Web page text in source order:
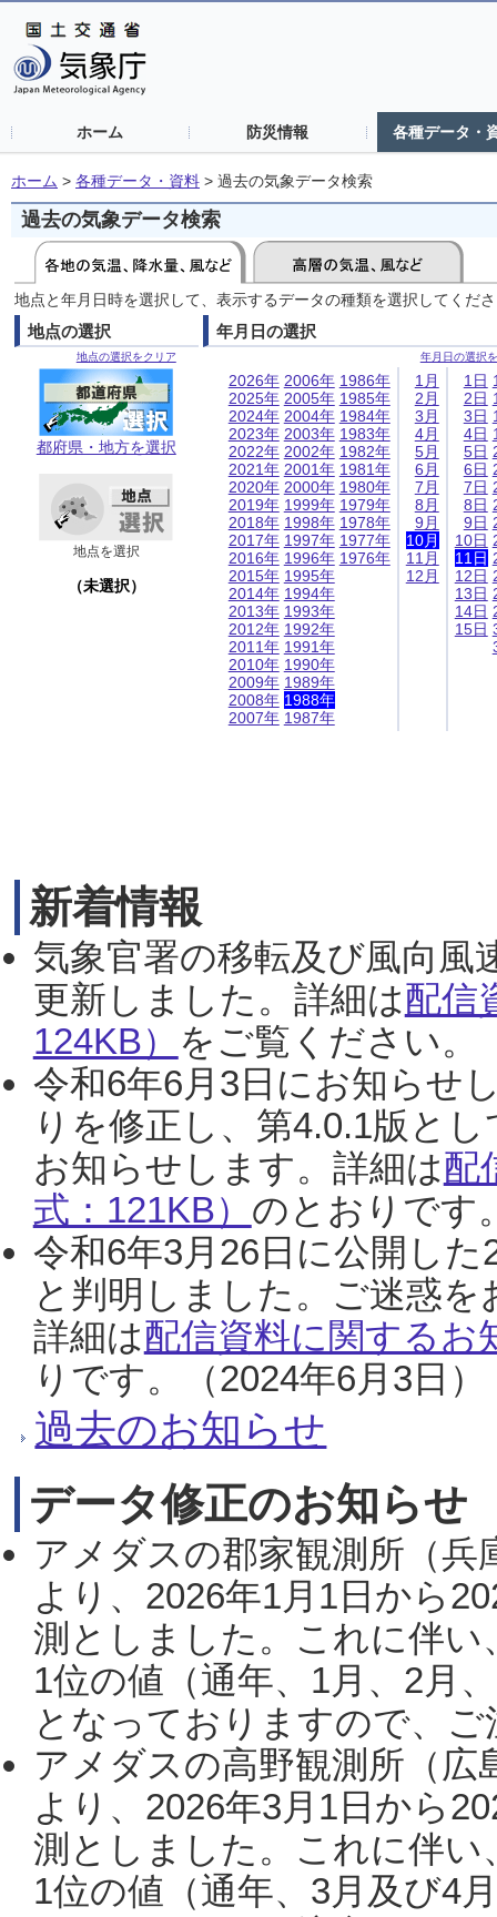
ホーム 防災情報 各種データ・
ホーム > 各種データ・資料 > 過去の気象データ検索
過去の気象データ検索
地点と年月日時を選択して、表示するデータの種類を選択してくだ
地点の選択
地点の選択をクリア
都府県・地方を選択
地点を選択
（未選択）
年月日の選択
年月日の選択
2026年
2025年
2024年
2023年
2022年
2021年
2020年
2019年
2018年
2017年
2016年
2015年
2014年
2013年
2012年
2011年
2010年
2009年
2008年
2007年
2006年
2005年
2004年
2003年
2002年
2001年
2000年
1999年
1998年
1997年
1996年
1995年
1994年
1993年
1992年
1991年
1990年
1989年
1988年
1987年
1986年
1985年
1984年
1983年
1982年
1981年
1980年
1979年
1978年
1977年
1976年
1月
2月
3月
4月
5月
6月
7月
8月
9月
10月
11月
12月
1日
2日
3日
4日
5日
6日
7日
8日
9日
10日
11日
12日
13日
14日
15日
新着情報
気象官署の移転及び風向風
更新しました。詳細は配信
124KB） をご覧ください。
令和6年6月3日にお知らせ
りを修正し、第4.0.1版と
お知らせします。詳細は配
式：121KB） のとおりです
令和6年3月26日に公開し
と判明しました。ご迷惑
詳細は配信資料に関するお
りです。（2024年6月3日）
過去のお知らせ
データ修正のお知らせ
アメダスの郡家観測所（
より、2026年1月1日から
測としました。これに伴い
1位の値（通年、1月、2月
となっておりますので、
アメダスの高野観測所（
より、2026年3月1日から
測としました。これに伴い
1位の値（通年、3月及び4